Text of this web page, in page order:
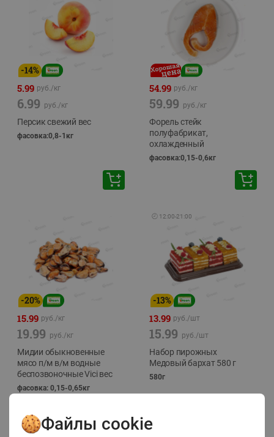
-14%
5.99 руб./кг
6.99 руб./кг
Персик свежий вес
фасовка:0,8-1кг
54.99 руб./кг
59.99 руб./кг
Форель стейк
полуфабрикат,
охлажденный
фасовка:0,15-0,6кг
-20%
15.99 руб./кг
19.99 руб./кг
Мидии обыкновенные
мясо п/м в/м водные
беспозвоночные Vici вес
фасовка: 0,15-0,65кг
🕘 12:00-21:00
-13%
13.99 руб./шт
15.99 руб./шт
Набор пирожных
Медовый бархат 580 г
580г
Файлы cookie